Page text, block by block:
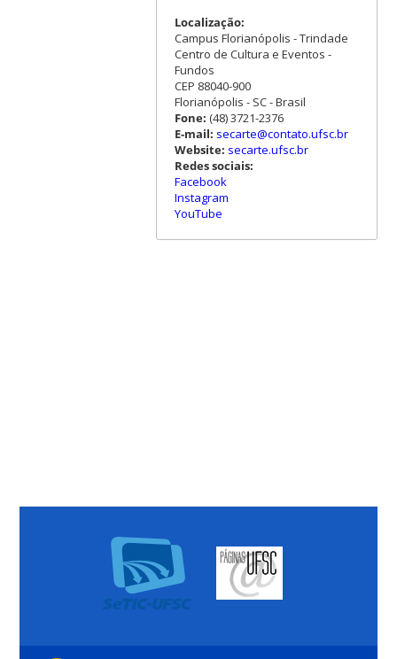
Localização:
Campus Florianópolis - Trindade
Centro de Cultura e Eventos -
Fundos
CEP 88040-900
Florianópolis - SC - Brasil
Fone: (48) 3721-2376
E-mail: secarte@contato.ufsc.br
Website: secarte.ufsc.br
Redes sociais:
Facebook
Instagram
YouTube